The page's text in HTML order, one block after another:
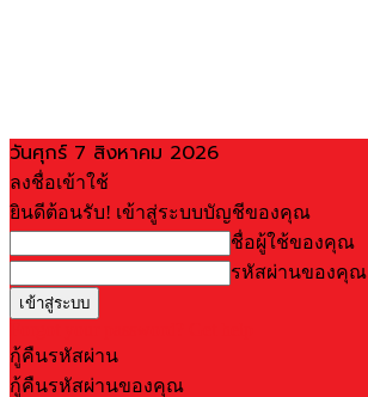
วันศุกร์ 7 สิงหาคม 2026
ลงชื่อเข้าใช้
ยินดีต้อนรับ! เข้าสู่ระบบบัญชีของคุณ
ชื่อผู้ใช้ของคุณ
รหัสผ่านของคุณ
กู้คืนรหัสผ่าน
กู้คืนรหัสผ่านของคุณ